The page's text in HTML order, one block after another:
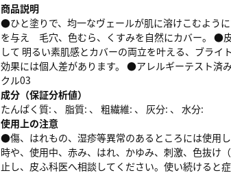
商品説明
●ひと塗りで、均一なヴェールが肌に溶けこむよう
を与え 毛穴、色むら、くすみを自然にカバー。 ●
して 明るい素肌感とカバーの両立を叶える、ブラ
効果には個人差があります。 ●アレルギーテスト
クル03
成分（保証分析値）
たんぱく質: 、 脂質: 、 粗繊維: 、 灰分: 、 水分:
使用上の注意
●傷、はれもの、湿疹等異常のあるところには使用
時や、使用中、赤み、はれ、かゆみ、刺激、色抜け
止し、皮ふ科医へ相談してください。使い続けると